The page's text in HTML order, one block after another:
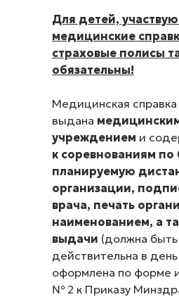
Для детей,
медицинские
страховые полисы
обязательны!
Медицинская
выдана
учреждением и
к соревнованиям по
планируемую
организации,
врача, печать
наименованием, а
выдачи (должна быть
действительна в день
оформлена по форме
№ 2 к Приказу